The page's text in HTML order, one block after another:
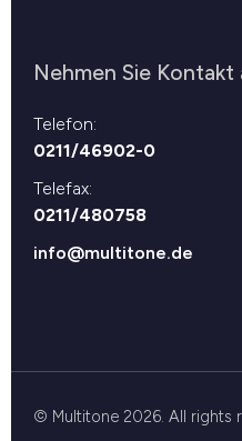
Nehmen Sie Kontakt
Telefon:
0211/46902-0
Telefax:
0211/480758
info@multitone.de
© Multitone 2026. All rights